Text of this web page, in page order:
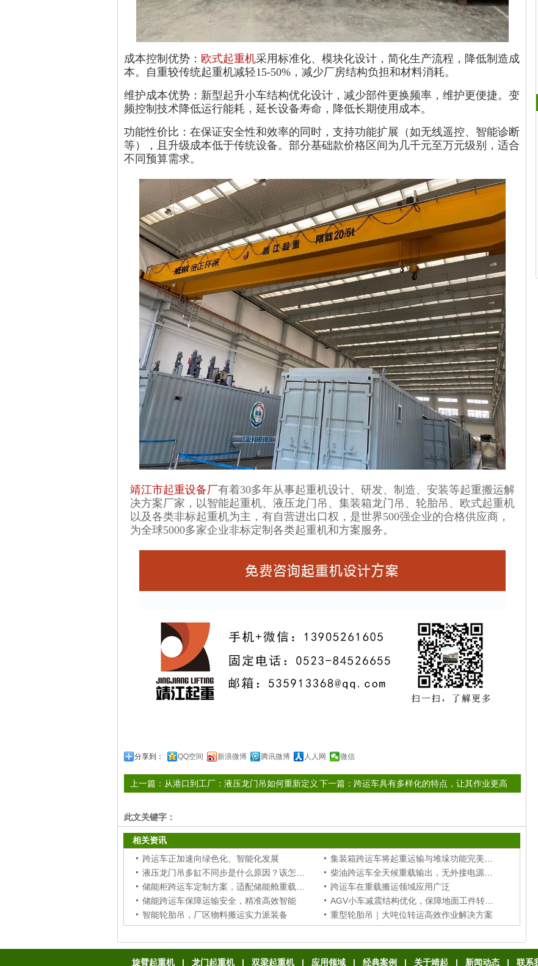
成本控制优势： 欧式起重机采用标准化、模块化设计，简化生产流程，降低制造成
本。自重较传统起重机减轻15-50%，减少厂房结构负担和材料消耗。
维护成本优势：新型起升小车结构优化设计，减少部件更换频率，维护更便捷。变
频控制技术降低运行能耗，延长设备寿命，降低长期使用成本。
功能性价比：在保证安全性和效率的同时，支持功能扩展（如无线遥控、智能诊断
等），且升级成本低于传统设备。部分基础款价格区间为几千元至万元级别，适合
不同预算需求。
靖江市起重设备厂有着30多年从事起重机设计、研发、制造、安装等起重搬运解
决方案厂家，以智能起重机、液压龙门吊、集装箱龙门吊、轮胎吊、欧式起重机
以及各类非标起重机为主，有自营进出口权，是世界500强企业的合格供应商，
为全球5000多家企业非标定制各类起重机和方案服务。
分享到： QQ空间 新浪微博 腾讯微博 人人网 微信
下一篇： 跨运车具有多样化的特点，让其作业更高
上一篇： 从港口到工厂：液压龙门吊如何重新定义
此文关键字：
相关资讯
跨运车正加速向绿色化、智能化发展
跨运车在重载搬运领域应用广泛
储能跨运车保障运输安全，精准高效智能
智能轮胎吊，厂区物料搬运实力派装备
重型轮胎吊｜大吨位转运高效作业解决方案
旋臂起重机 | 龙门起重机 | 双梁起重机 | 应用领域 | 经典案例 | 关于靖起 | 新闻动态 | 联系